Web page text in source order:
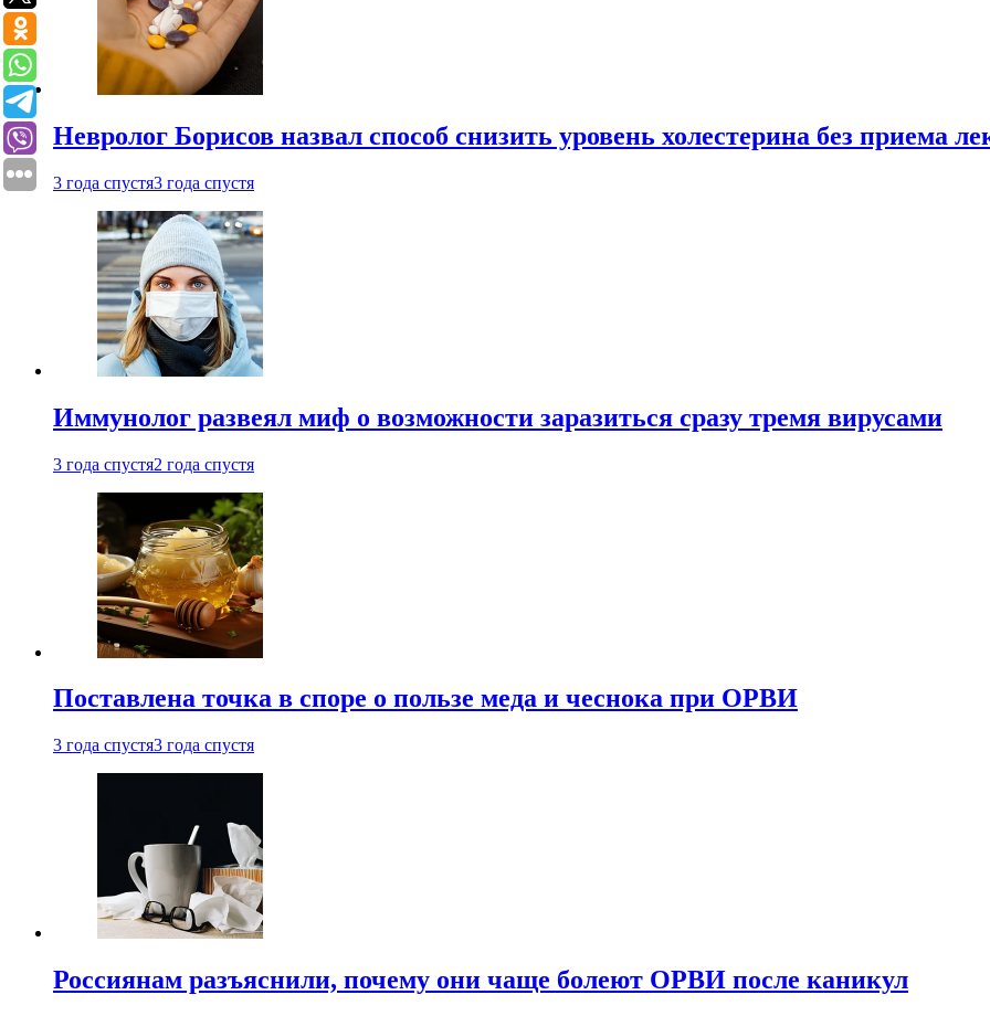
Невролог Борисов назвал способ снизить уровень холестерина без приема
3 года спустя3 года спустя
Иммунолог развеял миф о возможности заразиться сразу тремя вирусами
3 года спустя2 года спустя
Поставлена точка в споре о пользе меда и чеснока при ОРВИ
3 года спустя3 года спустя
Россиянам разъяснили, почему они чаще болеют ОРВИ после каникул